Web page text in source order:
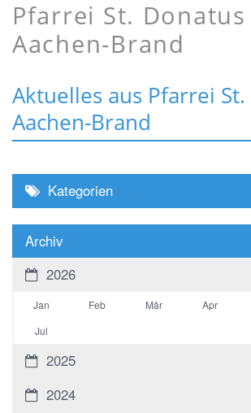
Pfarrei St. Donatus
Aachen-Brand
Aktuelles aus Pfarrei
Aachen-Brand
Kategorien
Archiv
2026
Jan Feb Mär Apr
Jul
2025
2024